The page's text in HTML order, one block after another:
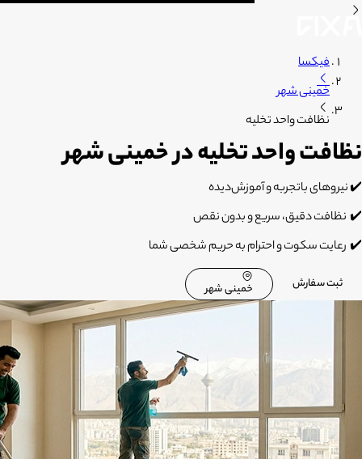
فیکسا
خمینی شهر
نظافت واحد تخلیه
نظافت واحد تخلیه در خمینی شهر
✔️نیروهای باتجربه و آموزش‌دیده
✔️ نظافت دقیق، سریع و بدون نقص
✔️ رعایت سکوت و احترام به حریم شخصی شما
ثبت سفارش خمینی شهر